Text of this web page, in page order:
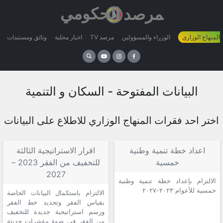
وثائق ومستندات اخبار محلية مرصد TV الوزراء والمسؤولين المنهاج الوزاري
البيانات المفتوحة - السكان و التنمية
اختر احد فقرات المنهاج الوزاري للاطلاع على البيانات
اعداد خطة تنمية وطنية
خمسية
الالتزام بإعداد خطة تنمية وطنية
خمسية للأعوام ٢٠٢٣-٢٠٢٧
اقرار الاستراتيجية الثالثة
للتخفيف من الفقر 2023 –
2027
الالتزام باستكمال البيانات الخاصة
بقياس الفقر وتحديد خط الفقر
ورسم استراتيجية جديدة للتخفيف
من الفقر في ضوء مؤشرات حديثة